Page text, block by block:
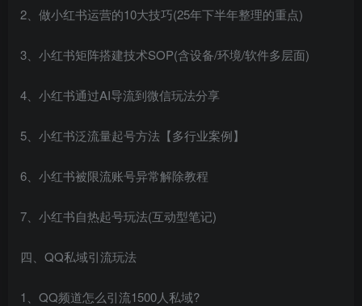
2、做小红书运营的10大技巧(25年下半年整理的重点)
3、小红书矩阵搭建技术SOP(含设备/环境/软件多层面)
4、小红书通过AI导流到微信玩法分享
5、小红书泛流量起号方法【多行业案例】
6、小红书被限流账号异常解除教程
7、小红书自热起号玩法(互动型笔记)
四、QQ私域引流玩法
1、QQ频道怎么引流1500人私域?